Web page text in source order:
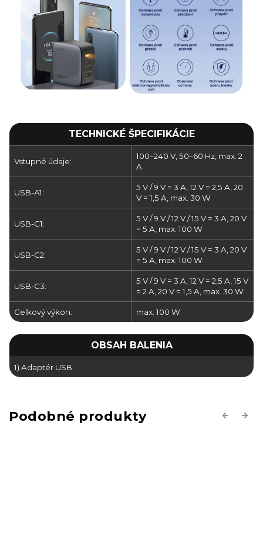
TECHNICKÉ ŠPECIFIKÁCIE
Vstupné údaje:
100–240 V, 50–60 Hz, max. 2
A
USB-A1:
5 V / 9 V = 3 A, 12 V = 2,5 A, 20
V = 1,5 A, max. 30 W
USB-C1:
5 V / 9 V / 12 V / 15 V = 3 A, 20 V
= 5 A, max. 100 W
USB-C2:
5 V / 9 V / 12 V / 15 V = 3 A, 20 V
= 5 A, max. 100 W
USB-C3:
5 V / 9 V = 3 A, 12 V = 2,5 A, 15 V
= 2 A, 20 V = 1,5 A, max. 30 W
Celkový výkon: max. 100 W
OBSAH BALENIA
1) Adaptér USB
Previous
Next